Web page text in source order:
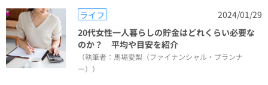
ライフ
2024/01/29
20代女性一人暮らしの貯金はどれくらい必要な
のか？ 平均や目安を紹介
（執筆者：馬場愛梨（ファイナンシャル・プランナ
ー））